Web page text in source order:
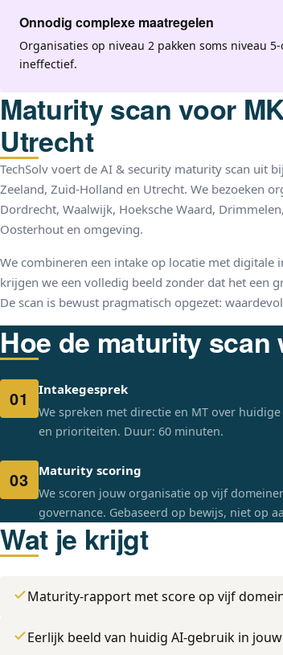
Onnodig complexe maatregelen
Organisaties op niveau 2 pakken soms niveau
ineffectief.
Maturity scan voor
Utrecht
TechSolv voert de AI & security maturity scan uit
Zeeland, Zuid-Holland en Utrecht. We bezoeken
Dordrecht, Waalwijk, Hoeksche Waard,
Oosterhout en omgeving.
We combineren een intake op locatie met digitale
krijgen we een volledig beeld zonder dat het een
De scan is bewust pragmatisch opgezet:
Hoe de maturity scan
01 Intakegesprek
We spreken met directie en MT over
en prioriteiten. Duur: 60 minuten.
03 Maturity scoring
We scoren jouw organisatie op vijf
governance. Gebaseerd op bewijs, niet op
Wat je krijgt
Maturity-rapport met score op vijf
Eerlijk beeld van huidig AI-gebruik in